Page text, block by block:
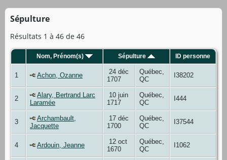
Sépulture
Résultats 1 à 46 de 46
Nom, Prénom(s) Sépulture ID personne
1 Achon, Ozanne
24 déc
1707
Québec,
QC
I38202
2
Alary, Bertrand Larc
Laramée
10 juin
1717
Québec,
QC
I444
3
Archambault,
Jacquette
17 déc
1700
Québec,
QC
I37544
4 Ardouin, Jeanne
12 oct
1670
Québec,
QC
I1062